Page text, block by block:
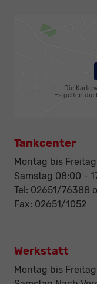
Die Karte
Es gelten die
Tankcenter
Montag bis
Samstag 08:00 -
Tel: 02651/76388
Fax: 02651/1052
Werkstatt
Montag bis